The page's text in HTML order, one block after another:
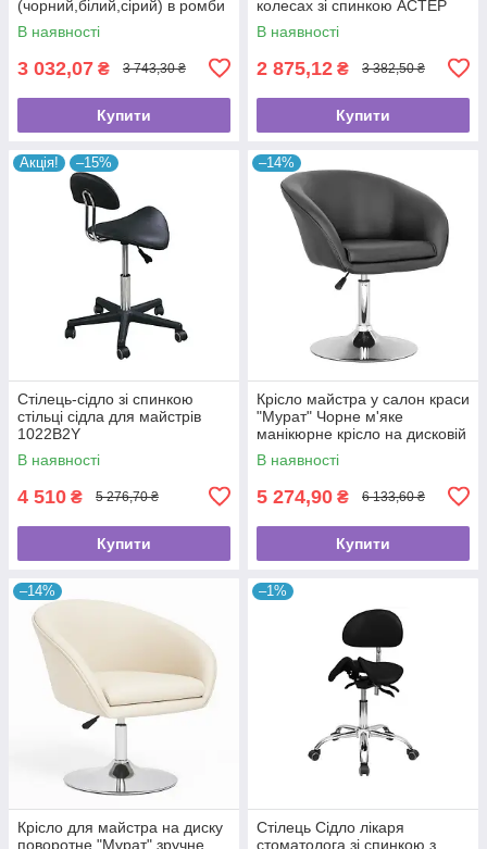
(чорний,білий,сірий) в ромби
В наявності
3 032,07 ₴ 3 743,30 ₴
Купити
колесах зі спинкою АСТЕР
В наявності
2 875,12 ₴ 3 382,50 ₴
Купити
Акція! –15%
Стілець-сідло зі спинкою
стільці сідла для майстрів
1022B2Y
В наявності
4 510 ₴ 5 276,70 ₴
Купити
–14%
Крісло майстра у салон краси
"Мурат" Чорне м'яке
манікюрне крісло на дисковій
базі
В наявності
5 274,90 ₴ 6 133,60 ₴
Купити
–14%
Крісло для майстра на диску
поворотне "Мурат" зручне
–1%
Стілець Сідло лікаря
стоматолога зі спинкою з